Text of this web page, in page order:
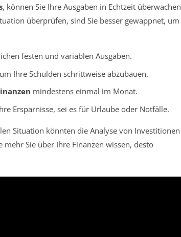
, können Sie Ihre Ausgaben in Echtzeit überwachen
überprüfen, sind Sie besser gewappnet, um
festen und variablen Ausgaben.
Ihre Schulden schrittweise abzubauen.
mindestens einmal im Monat.
Ersparnisse, sei es für Urlaube oder Notfälle.
Situation könnten die Analyse von Investitionen
Sie über Ihre Finanzen wissen, desto